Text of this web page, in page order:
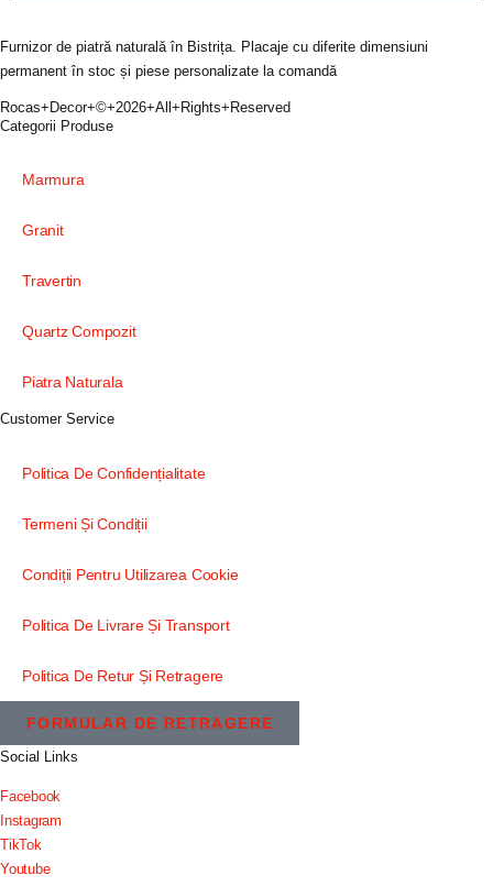
Furnizor de piatră naturală în Bistrița. Placaje cu diferite dimensiuni
permanent în stoc și piese personalizate la comandă
Rocas+Decor+©+2026+All+Rights+Reserved
Categorii Produse
Marmura
Granit
Travertin
Quartz Compozit
Piatra Naturala
Customer Service
Politica De Confidențialitate
Termeni Și Condiții
Condiții Pentru Utilizarea Cookie
Politica De Livrare Și Transport
Politica De Retur Și Retragere
FORMULAR DE RETRAGERE
Social Links
Facebook
Instagram
TikTok
Youtube